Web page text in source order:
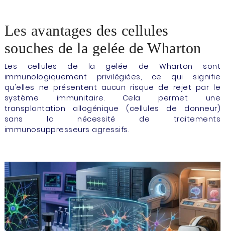
Les avantages des cellules
souches de la gelée de Wharton
Les cellules de la gelée de Wharton sont
immunologiquement privilégiées, ce qui signifie
qu'elles ne présentent aucun risque de rejet par le
système immunitaire. Cela permet une
transplantation allogénique (cellules de donneur)
sans la nécessité de traitements
immunosuppresseurs agressifs.